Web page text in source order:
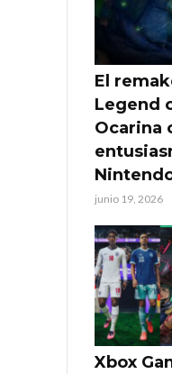
El
Legend
Ocarina
junio 19, 2026
Xbox